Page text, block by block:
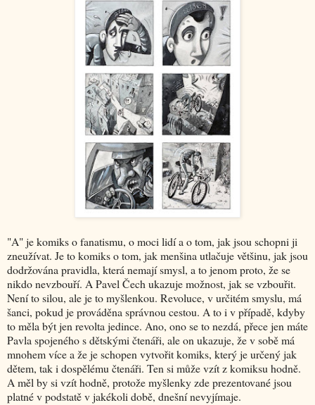
"A" je komiks o fanatismu, o moci lidí a o tom, jak jsou schopni ji
zneužívat. Je to komiks o tom, jak menšina utlačuje většinu, jak jsou
dodržována pravidla, která nemají smysl, a to jenom proto, že se
nikdo nevzbouří. A Pavel Čech ukazuje možnost, jak se vzbouřit.
Není to silou, ale je to myšlenkou. Revoluce, v určitém smyslu, má
šanci, pokud je prováděna správnou cestou. A to i v případě, kdyby
to měla být jen revolta jedince. Ano, ono se to nezdá, přece jen máte
Pavla spojeného s dětskými čtenáři, ale on ukazuje, že v sobě má
mnohem více a že je schopen vytvořit komiks, který je určený jak
dětem, tak i dospělému čtenáři. Ten si může vzít z komiksu hodně.
A měl by si vzít hodně, protože myšlenky zde prezentované jsou
platné v podstatě v jakékoli době, dnešní nevyjímaje.